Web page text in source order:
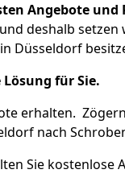
Angebote und
deshalb
Düsseldorf
für Sie.
erhalten.
nach
Sie kostenlose